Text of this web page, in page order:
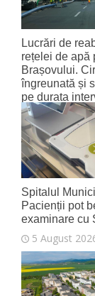
Lucrări de
rețelei de apă
Brașovului.
îngreunată și
pe durata
6 August
Spitalul
Pacienții pot
examinare cu
5 August